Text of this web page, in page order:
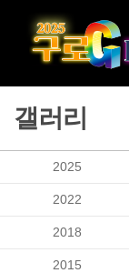
갤러리
2025
2022
2018
2015